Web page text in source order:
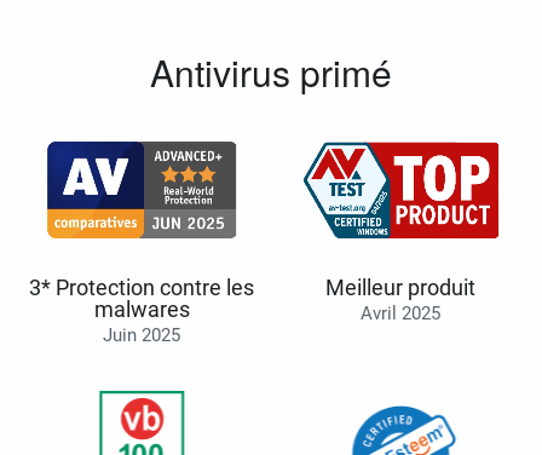
Antivirus primé
3* Protection contre les
malwares
Juin 2025
Meilleur produit
Avril 2025